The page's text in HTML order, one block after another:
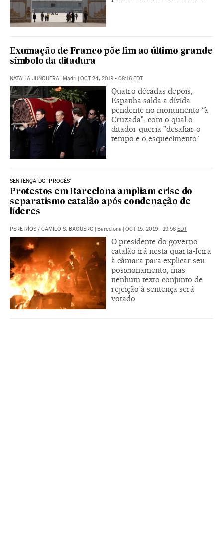
Exumação de Franco põe fim ao último grande
símbolo da ditadura
NATALIA JUNQUERA | Madri | OCT 24, 2019 - 08:16 EDT
Quatro décadas depois,
Espanha salda a dívida
pendente no monumento “à
Cruzada", com o qual o
ditador queria "desafiar o
tempo e o esquecimento”
SENTENÇA DO 'PROCÉS'
Protestos em Barcelona ampliam crise do
separatismo catalão após condenação de
líderes
PERE RÍOS / CAMILO S. BAQUERO | Barcelona | OCT 15, 2019 - 19:58 EDT
O presidente do governo
catalão irá nesta quarta-feira
à câmara para explicar seu
posicionamento, mas
nenhum texto conjunto de
rejeição à sentença será
votado